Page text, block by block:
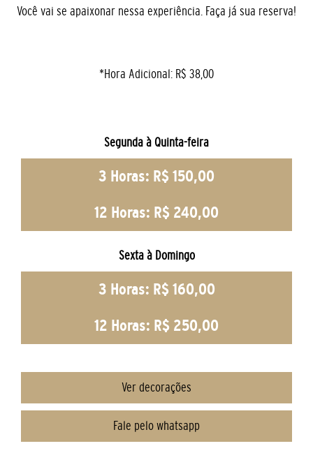
Você vai se apaixonar nessa experiência. Faça já sua reserva!
*Hora Adicional: R$ 38,00
Segunda à Quinta-feira
3 Horas: R$ 150,00
12 Horas: R$ 240,00
Sexta à Domingo
3 Horas: R$ 160,00
12 Horas: R$ 250,00
Ver decorações
Fale pelo whatsapp